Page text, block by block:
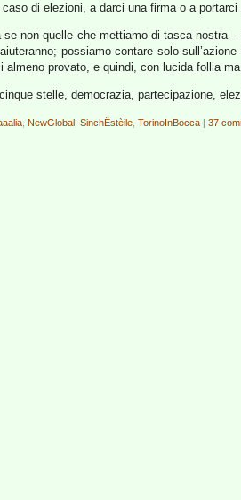
di elezioni, a darci una firma o a portarci
se non quelle che mettiamo di tasca
possiamo contare solo
almeno provato, e quindi, con lucida follia
stelle, democrazia, partecipazione,
NewGlobal SinchËstèile TorinoInBocca | 37